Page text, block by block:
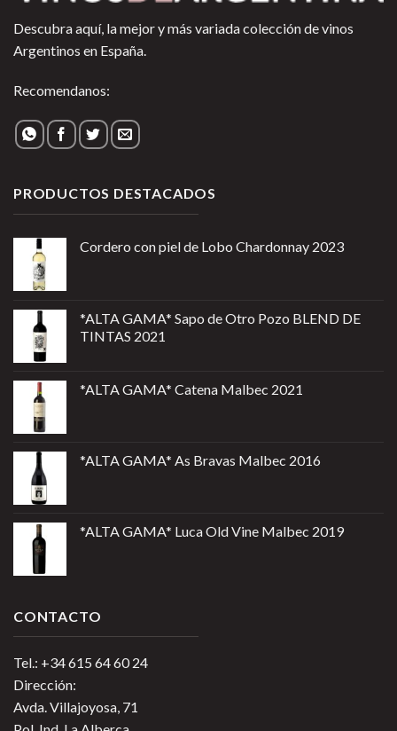
Descubra aquí, la mejor y más variada colección de vinos
Argentinos en España.
Recomendanos:
PRODUCTOS DESTACADOS
Cordero con piel de Lobo Chardonnay 2023
*ALTA GAMA* Sapo de Otro Pozo BLEND DE
TINTAS 2021
*ALTA GAMA* Catena Malbec 2021
*ALTA GAMA* As Bravas Malbec 2016
*ALTA GAMA* Luca Old Vine Malbec 2019
CONTACTO
Tel.: +34 615 64 60 24
Dirección:
Avda. Villajoyosa, 71